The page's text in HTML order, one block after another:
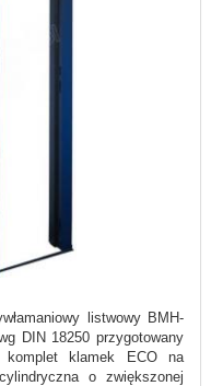
listwowy BMH-
DIN 18250 przygotowany
komplet klamek ECO na
o zwiększonej